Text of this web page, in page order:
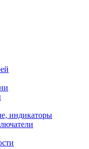
индикаторы